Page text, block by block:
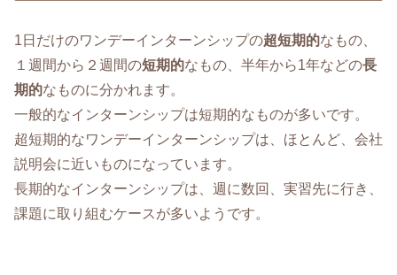
1日だけのワンデーインターンシップの超短期的なもの、
１週間から２週間の短期的なもの、半年から1年などの長
期的なものに分かれます。
一般的なインターンシップは短期的なものが多いです。
超短期的なワンデーインターンシップは、ほとんど、会社
説明会に近いものになっています。
長期的なインターンシップは、週に数回、実習先に行き、
課題に取り組むケースが多いようです。